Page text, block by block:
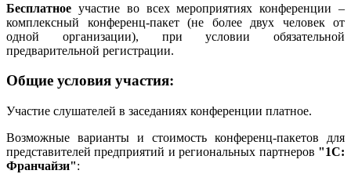
Бесплатное участие во всех мероприятиях конференции –
комплексный конференц-пакет (не более двух человек от
одной организации), при условии обязательной
предварительной регистрации.
Общие условия участия:
Участие слушателей в заседаниях конференции платное.
Возможные варианты и стоимость конференц-пакетов для
представителей предприятий и региональных партнеров "1С:
Франчайзи":